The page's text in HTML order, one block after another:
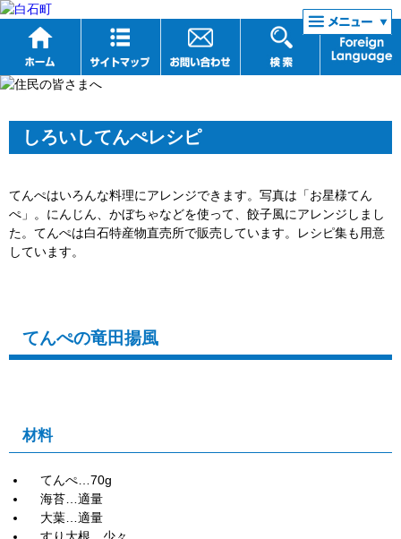
リンク集
しろいしてんぺレシピ
てんぺはいろんな料理にアレンジできます。写真は「お星様てん
ぺ」。にんじん、かぼちゃなどを使って、餃子風にアレンジしまし
た。てんぺは白石特産物直売所で販売しています。レシピ集も用意
しています。
てんぺの竜田揚風
材料
てんぺ…70g
海苔…適量
大葉…適量